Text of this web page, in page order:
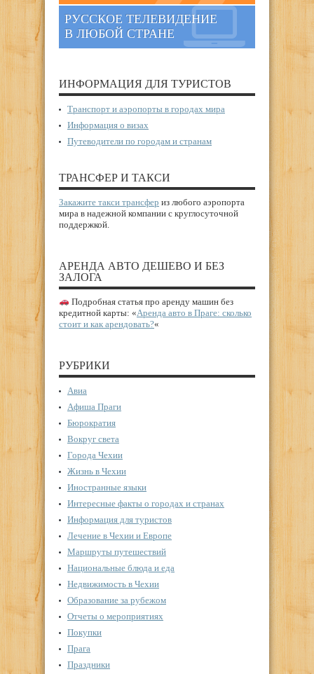
РУССКОЕ ТЕЛЕВИДЕНИЕ
В ЛЮБОЙ СТРАНЕ
ИНФОРМАЦИЯ ДЛЯ ТУРИСТОВ
Транспорт и аэропорты в городах мира
Информация о визах
Путеводители по городам и странам
ТРАНСФЕР И ТАКСИ
Закажите такси трансфер из любого аэропорта
мира в надежной компании с круглосуточной
поддержкой.
АРЕНДА АВТО ДЕШЕВО И БЕЗ
ЗАЛОГА
Подробная статья про аренду машин без
кредитной карты: «Аренда авто в Праге: сколько
стоит и как арендовать?«
РУБРИКИ
Авиа
Афиша Праги
Бюрократия
Вокруг света
Города Чехии
Жизнь в Чехии
Иностранные языки
Интересные факты о городах и странах
Информация для туристов
Лечение в Чехии и Европе
Маршруты путешествий
Национальные блюда и еда
Недвижимость в Чехии
Образование за рубежом
Отчеты о мероприятиях
Покупки
Прага
Праздники